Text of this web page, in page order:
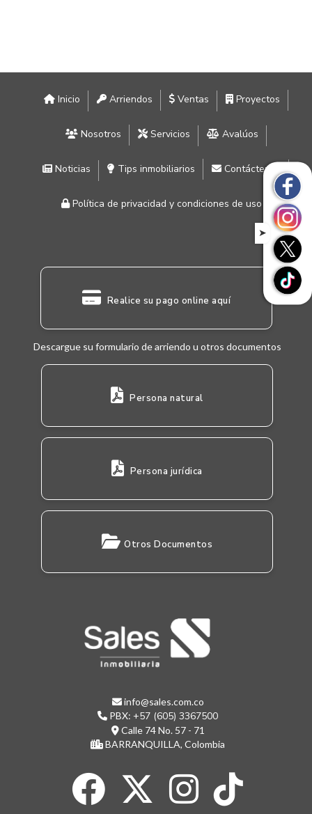
Inicio Arriendos Ventas Proyectos
Nosotros Servicios Avalúos
Noticias Tips inmobiliarios Contáctenos
Política de privacidad y condiciones de uso
Realice su pago online aquí
Descargue su formulario de arriendo u otros documentos
Persona natural
Persona jurídica
Otros Documentos
info@sales.com.co
PBX: +57 (605) 3367500
Calle 74 No. 57 - 71
BARRANQUILLA, Colombia
➤